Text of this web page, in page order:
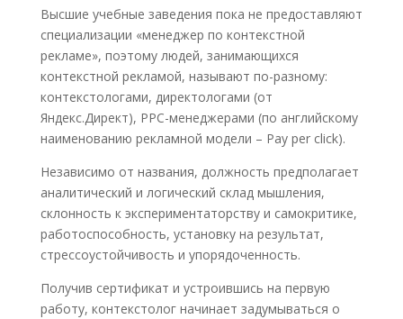
Высшие учебные заведения пока не предоставляют
специализации «менеджер по контекстной
рекламе», поэтому людей, занимающихся
контекстной рекламой, называют по-разному:
контекстологами, директологами (от
Яндекс.Директ), PPC-менеджерами (по английскому
наименованию рекламной модели – Pay per click).
Независимо от названия, должность предполагает
аналитический и логический склад мышления,
склонность к экспериментаторству и самокритике,
работоспособность, установку на результат,
стрессоустойчивость и упорядоченность.
Получив сертификат и устроившись на первую
работу, контекстолог начинает задумываться о